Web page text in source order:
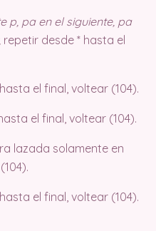
p, pa en el siguiente, pa
repetir desde * hasta el
el final, voltear (104).
el final, voltear (104).
lazada solamente en
el final, voltear (104).